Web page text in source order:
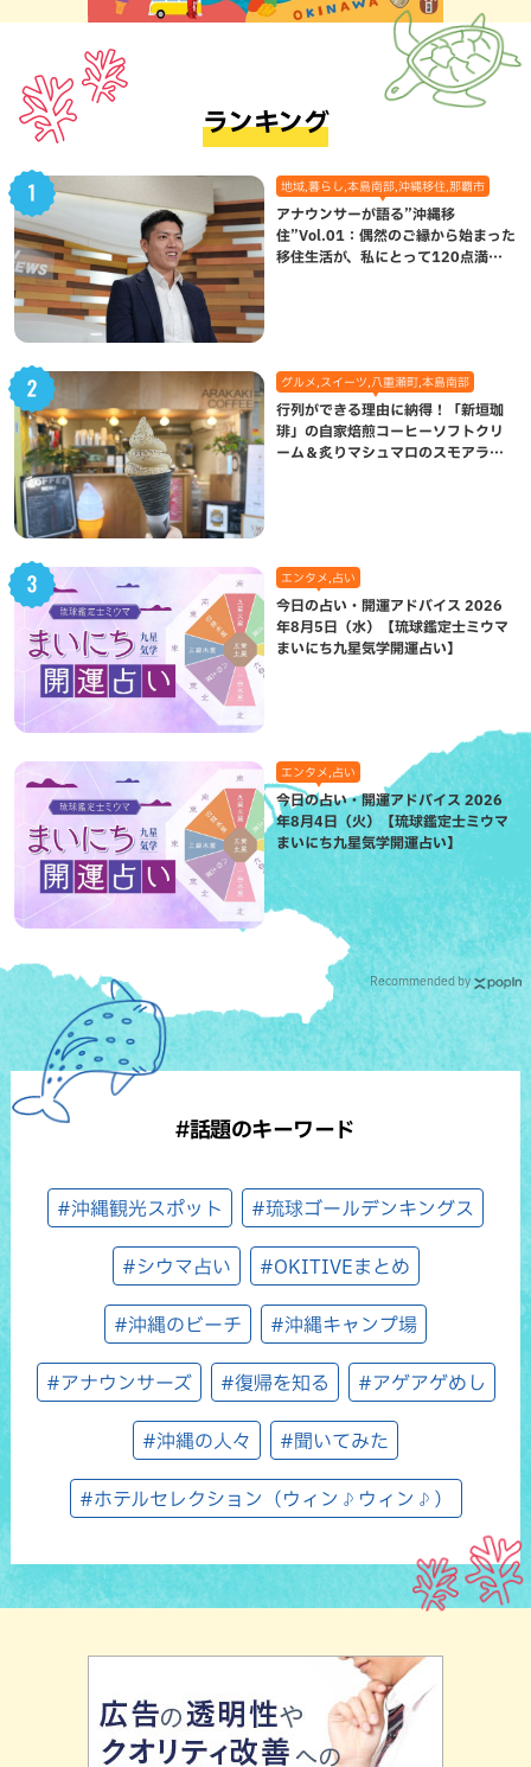
ランキング
地域,暮らし,本島南部,沖縄移住,那覇市
アナウンサーが語る”沖縄移
住”Vol.01：偶然のご縁から始まった
移住生活が、私にとって120点満点
グルメ,スイーツ,八重瀬町,本島南部
行列ができる理由に納得！「新垣珈
琲」の自家焙煎コーヒーソフトクリ
ーム＆炙りマシュマロのスモアラテ
エンタメ,占い
今日の占い・開運アドバイス 2026
年8月5日（水）【琉球鑑定士ミウマ
まいにち九星気学開運占い】
エンタメ,占い
今日の占い・開運アドバイス 2026
年8月4日（火）【琉球鑑定士ミウマ
まいにち九星気学開運占い】
Recommended by
#話題のキーワード
#沖縄観光スポット #琉球ゴールデンキングス
#シウマ占い #OKITIVEまとめ
#沖縄のビーチ #沖縄キャンプ場
#アナウンサーズ #復帰を知る #アゲアゲめし
#沖縄の人々 #聞いてみた
#ホテルセレクション（ウィン♪ウィン♪）